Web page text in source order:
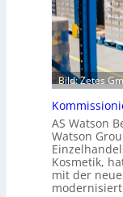
Bild: Zetes
AS Watson
Watson
Kosmetik,
mit der